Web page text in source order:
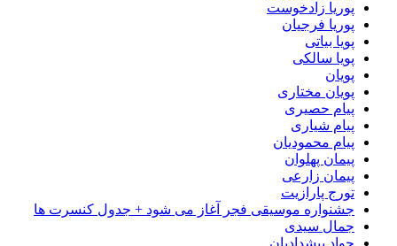
پوریا زادخوست
پوریا فرجیان
پویا بیاتی
پویا سالکی
پویان
پویان مختاری
پیام حصیری
پیام شیاری
پیام محمودیان
پیمان پهلوان
پیمان زارعی
تورج پارازیت
جشنواره موسیقی فجر آغاز می شود + جدول کنسرت ها
جمال سیدی
جواد پیشدادیان